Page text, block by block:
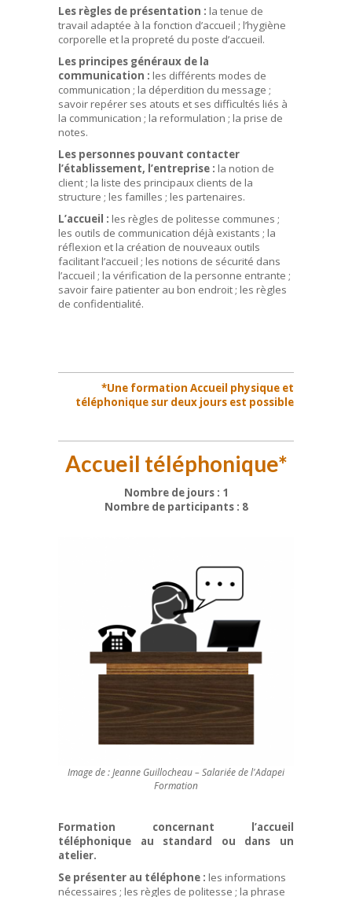
Les règles de présentation : la tenue de
travail adaptée à la fonction d’accueil ; l’hygiène
corporelle et la propreté du poste d’accueil.
Les principes généraux de la
communication : les différents modes de
communication ; la déperdition du message ;
savoir repérer ses atouts et ses difficultés liés à
la communication ; la reformulation ; la prise de
notes.
Les personnes pouvant contacter
l’établissement, l’entreprise : la notion de
client ; la liste des principaux clients de la
structure ; les familles ; les partenaires.
L’accueil : les règles de politesse communes ;
les outils de communication déjà existants ; la
réflexion et la création de nouveaux outils
facilitant l’accueil ; les notions de sécurité dans
l’accueil ; la vérification de la personne entrante ;
savoir faire patienter au bon endroit ; les règles
de confidentialité.
*Une formation Accueil physique et
téléphonique sur deux jours est possible
Accueil téléphonique*
Nombre de jours : 1
Nombre de participants : 8
Image de : Jeanne Guillocheau – Salariée de l'Adapei
Formation
Formation concernant l’accueil
téléphonique au standard ou dans un
atelier.
Se présenter au téléphone : les informations
nécessaires ; les règles de politesse ; la phrase